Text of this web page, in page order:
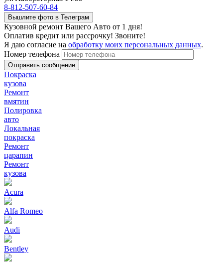
8-812-507-60-84
Вышлите фото в Телеграм
Кузовной ремонт Вашего Авто от 1 дня!
Оплатив кредит или рассрочку! Звоните!
Я даю согласие на обработку моих персональных данных.
Номер телефона
Покраска
кузова
Ремонт
вмятин
Полировка
авто
Локальная
покраска
Ремонт
царапин
Ремонт
кузова
Acura
Alfa Romeo
Audi
Bentley